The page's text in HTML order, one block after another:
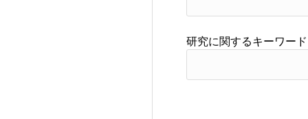
研究に関するキーワード